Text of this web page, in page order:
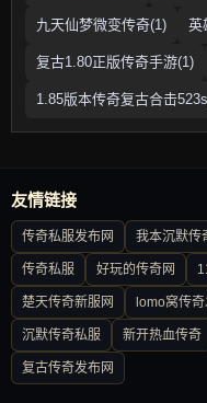
九天仙梦微变传奇(1) 英
复古1.80正版传奇手游(1)
1.85版本传奇复古合击
友情链接
传奇私服发布网 我本沉默传
传奇私服 好玩的传奇网
楚天传奇新服网 lomo窝传
沉默传奇私服 新开热血传奇
复古传奇发布网